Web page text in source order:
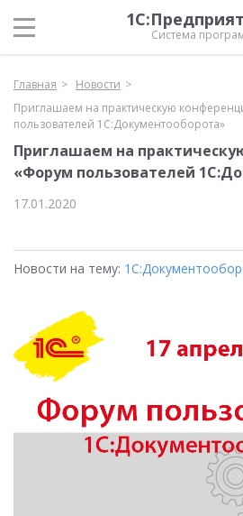
Система
Главная
Новости
Приглашаем на практическую
пользователей 1С:Документооборота»
Приглашаем на
«Форум пользователей
17.01.2020
Новости на тему: